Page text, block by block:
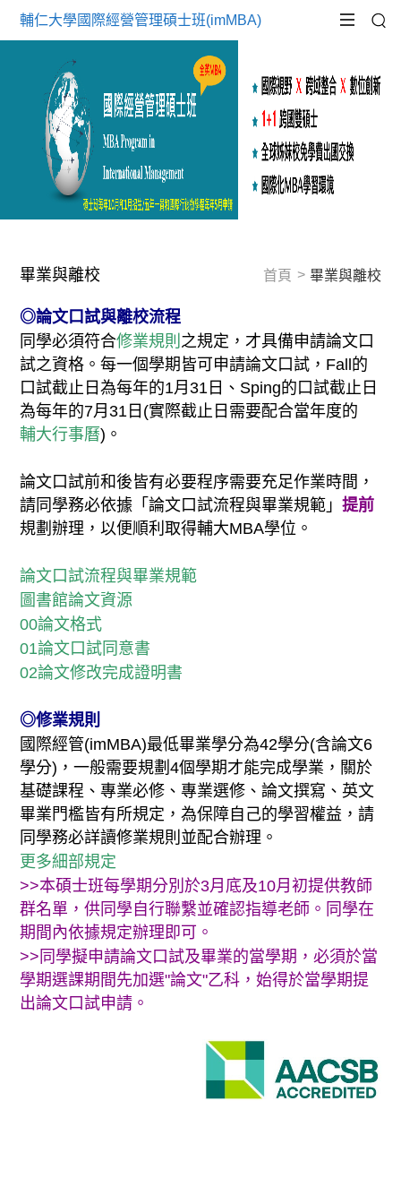
輔仁大學國際經營管理碩士班(imMBA)
畢業與離校 首頁 畢業與離校
◎論文口試與離校流程
同學必須符合修業規則 之規定，才具備申請論文口
試之資格。每一個學期皆可申請論文口試，Fall的
口試截止日為每年的1月31日、Sping的口試截止日
為每年的7月31日(實際截止日需要配合當年度的
輔大行事曆)。
論文口試前和後皆有必要程序需要充足作業時間，
請同學務必依據「論文口試流程與畢業規範」提前
規劃辦理，以便順利取得輔大MBA學位。
論文口試流程與畢業規範
圖書館論文資源
00論文格式
01論文口試同意書
02論文修改完成證明書
◎修業規則
國際經管(imMBA)最低畢業學分為42學分(含論文6
學分)，一般需要規劃4個學期才能完成學業，關於
基礎課程、專業必修、專業選修、論文撰寫、英文
畢業門檻皆有所規定，為保障自己的學習權益，請
同學務必詳讀修業規則並配合辦理。
更多細部規定
>>本碩士班每學期分別於3月底及10月初提供教師
群名單，供同學自行聯繫並確認指導老師。同學在
期間內依據規定辦理即可。
>>同學擬申請論文口試及畢業的當學期，必須於當
學期選課期間先加選"論文"乙科，始得於當學期提
出論文口試申請。